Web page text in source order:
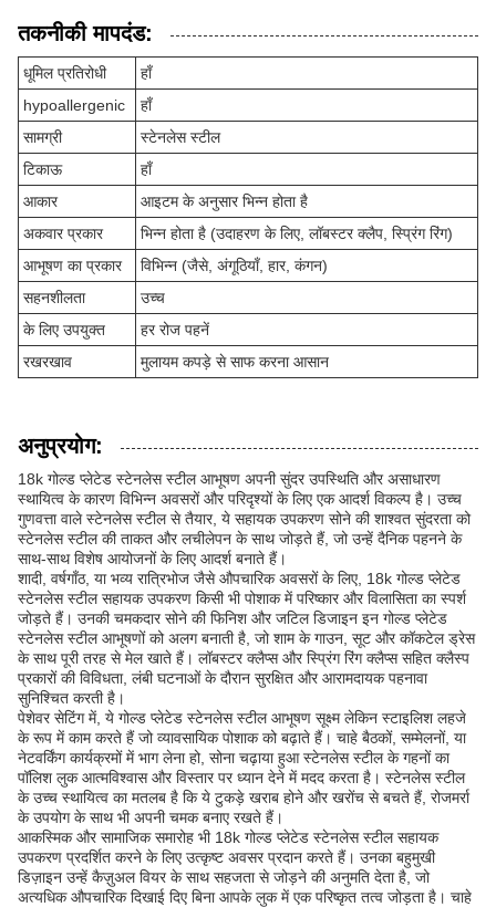
तकनीकी मापदंड:
धूमिल प्रतिरोधी
हाँ
hypoallergenic
हाँ
सामग्री
स्टेनलेस स्टील
टिकाऊ
हाँ
आकार
आइटम के अनुसार भिन्न होता है
अकवार प्रकार
भिन्न होता है (उदाहरण के लिए, लॉबस्टर क्लैप, स्प्रिंग रिंग)
आभूषण का प्रकार
विभिन्न (जैसे, अंगूठियाँ, हार, कंगन)
सहनशीलता
उच्च
के लिए उपयुक्त
हर रोज पहनें
रखरखाव
मुलायम कपड़े से साफ करना आसान
अनुप्रयोग:
18k गोल्ड प्लेटेड स्टेनलेस स्टील आभूषण अपनी सुंदर उपस्थिति और असाधारण
स्थायित्व के कारण विभिन्न अवसरों और परिदृश्यों के लिए एक आदर्श विकल्प है। उच्च
गुणवत्ता वाले स्टेनलेस स्टील से तैयार, ये सहायक उपकरण सोने की शाश्वत सुंदरता को
स्टेनलेस स्टील की ताकत और लचीलेपन के साथ जोड़ते हैं, जो उन्हें दैनिक पहनने के
साथ-साथ विशेष आयोजनों के लिए आदर्श बनाते हैं।
शादी, वर्षगाँठ, या भव्य रात्रिभोज जैसे औपचारिक अवसरों के लिए, 18k गोल्ड प्लेटेड
स्टेनलेस स्टील सहायक उपकरण किसी भी पोशाक में परिष्कार और विलासिता का स्पर्श
जोड़ते हैं। उनकी चमकदार सोने की फिनिश और जटिल डिजाइन इन गोल्ड प्लेटेड
स्टेनलेस स्टील आभूषणों को अलग बनाती है, जो शाम के गाउन, सूट और कॉकटेल ड्रेस
के साथ पूरी तरह से मेल खाते हैं। लॉबस्टर क्लैप्स और स्प्रिंग रिंग क्लैप्स सहित क्लैस्प
प्रकारों की विविधता, लंबी घटनाओं के दौरान सुरक्षित और आरामदायक पहनावा
सुनिश्चित करती है।
पेशेवर सेटिंग में, ये गोल्ड प्लेटेड स्टेनलेस स्टील आभूषण सूक्ष्म लेकिन स्टाइलिश लहजे
के रूप में काम करते हैं जो व्यावसायिक पोशाक को बढ़ाते हैं। चाहे बैठकों, सम्मेलनों, या
नेटवर्किंग कार्यक्रमों में भाग लेना हो, सोना चढ़ाया हुआ स्टेनलेस स्टील के गहनों का
पॉलिश लुक आत्मविश्वास और विस्तार पर ध्यान देने में मदद करता है। स्टेनलेस स्टील
के उच्च स्थायित्व का मतलब है कि ये टुकड़े खराब होने और खरोंच से बचते हैं, रोजमर्रा
के उपयोग के साथ भी अपनी चमक बनाए रखते हैं।
आकस्मिक और सामाजिक समारोह भी 18k गोल्ड प्लेटेड स्टेनलेस स्टील सहायक
उपकरण प्रदर्शित करने के लिए उत्कृष्ट अवसर प्रदान करते हैं। उनका बहुमुखी
डिज़ाइन उन्हें कैज़ुअल वियर के साथ सहजता से जोड़ने की अनुमति देता है, जो
अत्यधिक औपचारिक दिखाई दिए बिना आपके लुक में एक परिष्कृत तत्व जोड़ता है। चाहे